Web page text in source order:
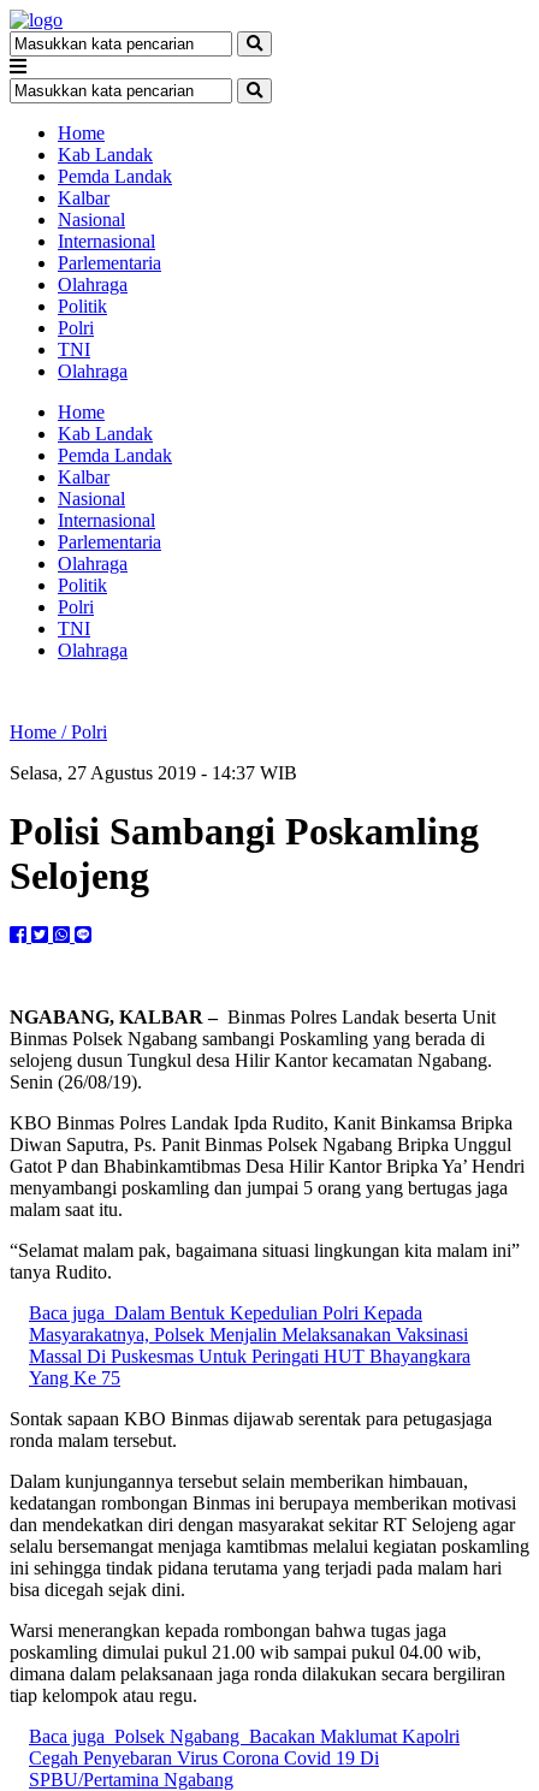
Home
Kab Landak
Pemda Landak
Kalbar
Nasional
Internasional
Parlementaria
Olahraga
Politik
Polri
TNI
Olahraga
Home
Kab Landak
Pemda Landak
Kalbar
Nasional
Internasional
Parlementaria
Olahraga
Politik
Polri
TNI
Olahraga
Home /Polri
Selasa, 27 Agustus 2019 - 14:37 WIB
Polisi Sambangi Poskamling
Selojeng
NGABANG, KALBAR – Binmas Polres Landak beserta Unit
Binmas Polsek Ngabang sambangi Poskamling yang berada di
selojeng dusun Tungkul desa Hilir Kantor kecamatan Ngabang.
Senin (26/08/19).
KBO Binmas Polres Landak Ipda Rudito, Kanit Binkamsa Bripka
Diwan Saputra, Ps. Panit Binmas Polsek Ngabang Bripka Unggul
Gatot P dan Bhabinkamtibmas Desa Hilir Kantor Bripka Ya’ Hendri
menyambangi poskamling dan jumpai 5 orang yang bertugas jaga
malam saat itu.
“Selamat malam pak, bagaimana situasi lingkungan kita malam ini”
tanya Rudito.
Baca juga Dalam Bentuk Kepedulian Polri Kepada
Masyarakatnya, Polsek Menjalin Melaksanakan Vaksinasi
Massal Di Puskesmas Untuk Peringati HUT Bhayangkara
Yang Ke 75
Sontak sapaan KBO Binmas dijawab serentak para petugasjaga
ronda malam tersebut.
Dalam kunjungannya tersebut selain memberikan himbauan,
kedatangan rombongan Binmas ini berupaya memberikan motivasi
dan mendekatkan diri dengan masyarakat sekitar RT Selojeng agar
selalu bersemangat menjaga kamtibmas melalui kegiatan poskamling
ini sehingga tindak pidana terutama yang terjadi pada malam hari
bisa dicegah sejak dini.
Warsi menerangkan kepada rombongan bahwa tugas jaga
poskamling dimulai pukul 21.00 wib sampai pukul 04.00 wib,
dimana dalam pelaksanaan jaga ronda dilakukan secara bergiliran
tiap kelompok atau regu.
Baca juga Polsek Ngabang Bacakan Maklumat Kapolri
Cegah Penyebaran Virus Corona Covid 19 Di
SPBU/Pertamina Ngabang